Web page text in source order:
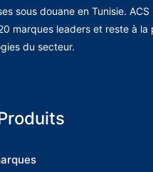
sous douane en Tunisie.
marques leaders et reste à la
du secteur.